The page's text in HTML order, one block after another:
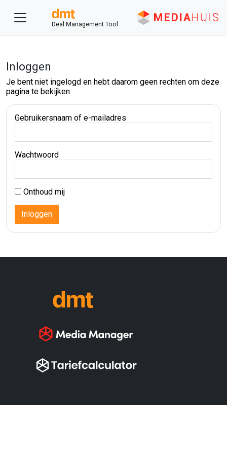
Deal Management Tool
Inloggen
Je bent niet ingelogd en hebt daarom geen rechten om deze
pagina te bekijken.
Gebruikersnaam of e-mailadres
Wachtwoord
Onthoud mij